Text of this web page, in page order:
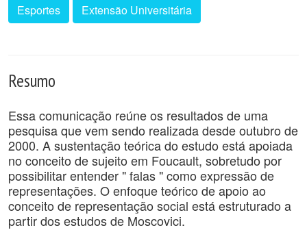
Esportes
Extensão Universitária
Resumo
Essa comunicação reúne os resultados de uma
pesquisa que vem sendo realizada desde outubro de
2000. A sustentação teórica do estudo está apoiada
no conceito de sujeito em Foucault, sobretudo por
possibilitar entender " falas " como expressão de
representações. O enfoque teórico de apoio ao
conceito de representação social está estruturado a
partir dos estudos de Moscovici.